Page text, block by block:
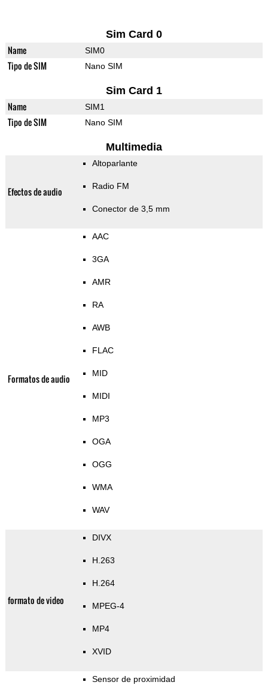
Sim Card 0
Name SIM0
Tipo de SIM Nano SIM
Sim Card 1
Name SIM1
Tipo de SIM Nano SIM
Multimedia
Efectos de audio
Altoparlante
Radio FM
Conector de 3,5 mm
Formatos de audio
AAC
3GA
AMR
RA
AWB
FLAC
MID
MIDI
MP3
OGA
OGG
WMA
WAV
formato de video
DIVX
H.263
H.264
MPEG-4
MP4
XVID
Sensor de proximidad